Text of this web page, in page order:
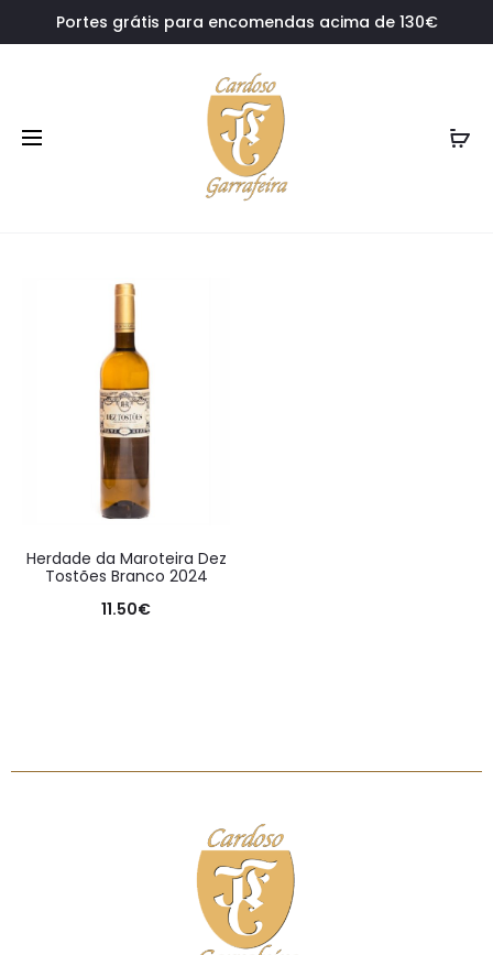
Portes grátis para encomendas acima de 130€
Herdade da Maroteira Dez
Tostões Branco 2024
11.50€